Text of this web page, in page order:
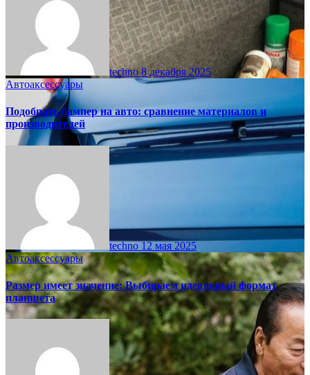
techno8 декабря 2025
Автоаксессуары
Подобрать бампер на авто: сравнение материалов и
производителей
techno12 мая 2025
Автоаксессуары
Размер имеет значение: Выбираем идеальный формат
планшета